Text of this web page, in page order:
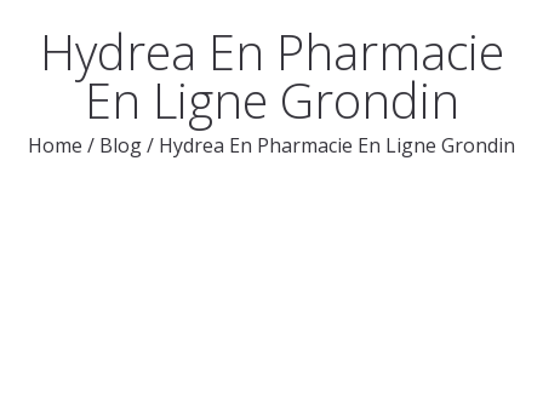
Hydrea En Pharmacie
En Ligne Grondin
Home / Blog/ Hydrea En Pharmacie En Ligne Grondin